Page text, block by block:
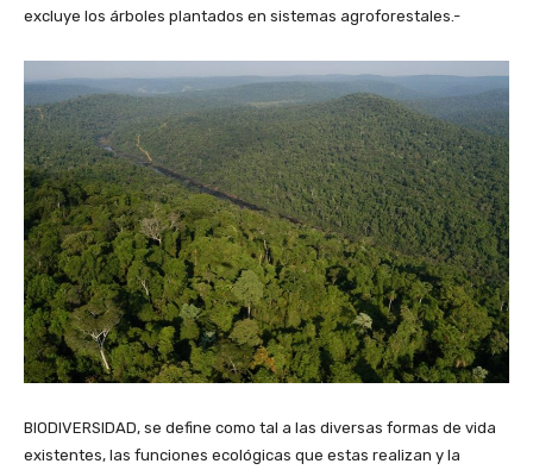
excluye los árboles plantados en sistemas agroforestales.-
BIODIVERSIDAD, se define como tal a las diversas formas de vida
existentes, las funciones ecológicas que estas realizan y la